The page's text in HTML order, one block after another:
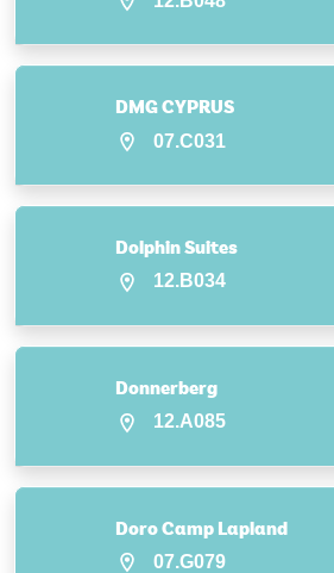
DMG CYPRUS
07.C031
Dolphin Suites
12.B034
Donnerberg
12.A085
Doro Camp Lapland
07.G079